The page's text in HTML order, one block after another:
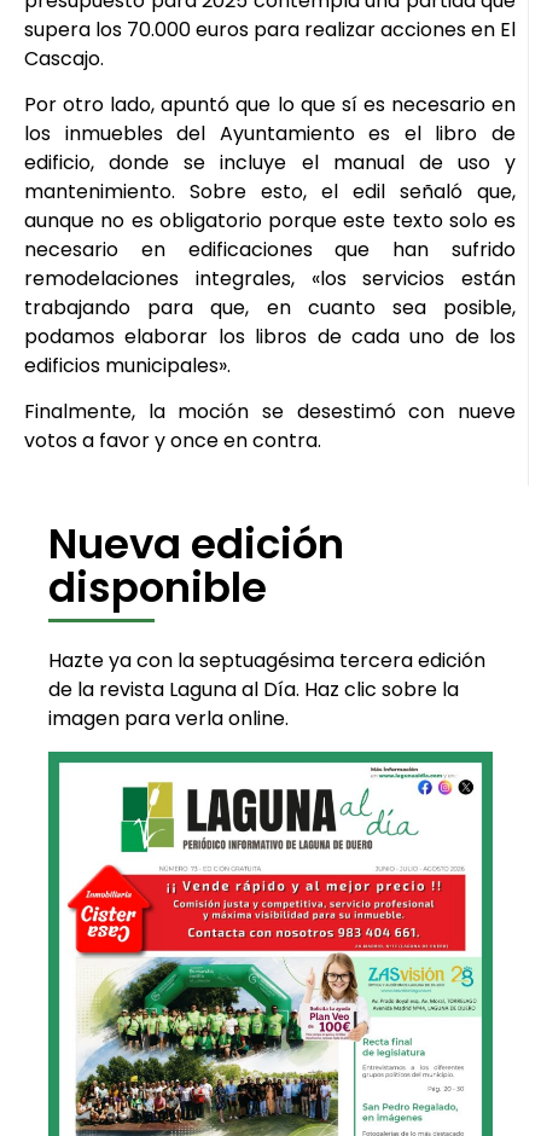
supera los 70.000 euros para realizar acciones en El
Cascajo.
Por otro lado, apuntó que lo que sí es necesario en
los inmuebles del Ayuntamiento es el libro de
edificio, donde se incluye el manual de uso y
mantenimiento. Sobre esto, el edil señaló que,
aunque no es obligatorio porque este texto solo es
necesario en edificaciones que han sufrido
remodelaciones integrales, «los servicios están
trabajando para que, en cuanto sea posible,
podamos elaborar los libros de cada uno de los
edificios municipales».
Finalmente, la moción se desestimó con nueve
votos a favor y once en contra.
Nueva edición
disponible
Hazte ya con la septuagésima tercera edición
de la revista Laguna al Día. Haz clic sobre la
imagen para verla online.